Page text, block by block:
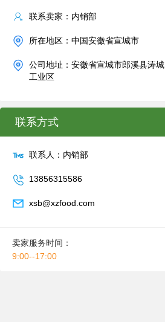
联系卖家：内销部
所在地区：中国安徽省宣城市
公司地址：安徽省宣城市郎溪县涛城
工业区
联系方式
联系人：内销部
13856315586
xsb@xzfood.com
卖家服务时间：
9:00--17:00